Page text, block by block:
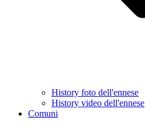
History foto dell'ennese
History video dell'ennese
Comuni